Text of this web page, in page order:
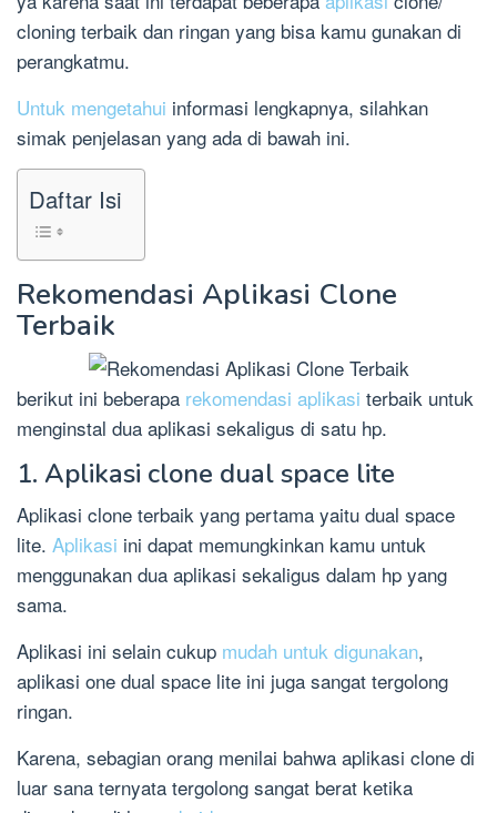
cloning terbaik dan ringan yang bisa kamu gunakan di
perangkatmu.
Untuk mengetahui informasi lengkapnya, silahkan
simak penjelasan yang ada di bawah ini.
Daftar Isi
Rekomendasi Aplikasi Clone
Terbaik
berikut ini beberapa rekomendasi aplikasi terbaik untuk
menginstal dua aplikasi sekaligus di satu hp.
1. Aplikasi clone dual space lite
Aplikasi clone terbaik yang pertama yaitu dual space
lite. Aplikasi ini dapat memungkinkan kamu untuk
menggunakan dua aplikasi sekaligus dalam hp yang
sama.
Aplikasi ini selain cukup mudah untuk digunakan,
aplikasi one dual space lite ini juga sangat tergolong
ringan.
Karena, sebagian orang menilai bahwa aplikasi clone di
luar sana ternyata tergolong sangat berat ketika